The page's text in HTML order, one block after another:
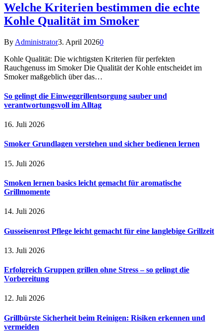
Welche Kriterien bestimmen die echte
Kohle Qualität im Smoker
By Administrator3. April 20260
Kohle Qualität: Die wichtigsten Kriterien für perfekten
Rauchgenuss im Smoker Die Qualität der Kohle entscheidet im
Smoker maßgeblich über das…
So gelingt die Einweggrillentsorgung sauber und
verantwortungsvoll im Alltag
16. Juli 2026
Smoker Grundlagen verstehen und sicher bedienen lernen
15. Juli 2026
Smoken lernen basics leicht gemacht für aromatische
Grillmomente
14. Juli 2026
Gusseisenrost Pflege leicht gemacht für eine langlebige Grillzeit
13. Juli 2026
Erfolgreich Gruppen grillen ohne Stress – so gelingt die
Vorbereitung
12. Juli 2026
Grillbürste Sicherheit beim Reinigen: Risiken erkennen und
vermeiden